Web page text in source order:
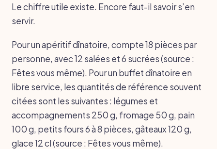
Le chiffre utile existe. Encore faut-il savoir s’en
servir.
Pour un apéritif dînatoire, compte 18 pièces par
personne, avec 12 salées et 6 sucrées (source :
Fêtes vous même). Pour un buffet dînatoire en
libre service, les quantités de référence souvent
citées sont les suivantes : légumes et
accompagnements 250 g, fromage 50 g, pain
100 g, petits fours 6 à 8 pièces, gâteaux 120 g,
glace 12 cl (source : Fêtes vous même).